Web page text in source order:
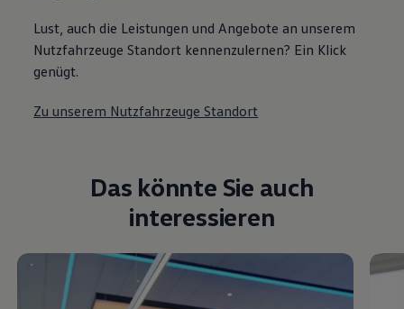
Lust, auch die Leistungen und Angebote an unserem
Nutzfahrzeuge Standort kennenzulernen? Ein Klick
genügt.
Zu unserem Nutzfahrzeuge Standort
Das könnte Sie auch
interessieren